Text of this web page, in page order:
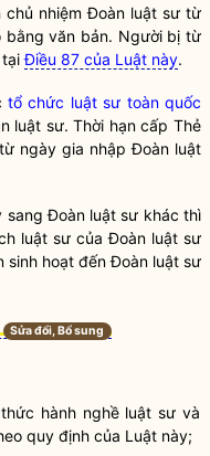
chủ nhiệm Đoàn luật sư từ
bằng văn bản. Người bị từ
tạiĐiều 87 của Luật này.
tổ chức luật sư toàn quốc
luật sư. Thời hạn cấp Thẻ
ngày gia nhậpĐoàn luật
sangĐoàn luật sư khác thì
luật sư củaĐoàn luật sư
sinh hoạt đếnĐoàn luật sư
Sửa đổi, Bổ sung
hành nghề luật sư và
quy định của Luật này;